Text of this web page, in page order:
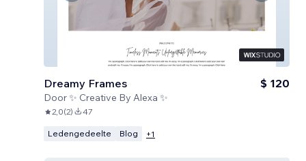
Dreamy Frames
Door✨ Creative By Alexa ✨
$ 120
2,0(2) 47
Ledengedeelte Blog +1